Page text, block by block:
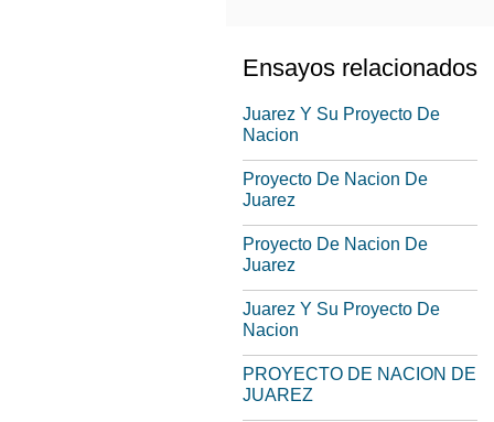
Ensayos relacionados
Juarez Y Su Proyecto De
Nacion
Proyecto De Nacion De
Juarez
Proyecto De Nacion De
Juarez
Juarez Y Su Proyecto De
Nacion
PROYECTO DE NACION DE
JUAREZ